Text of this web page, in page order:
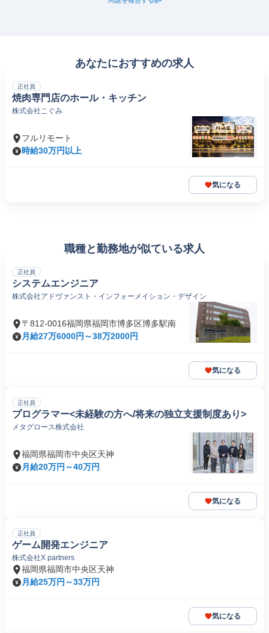
あなたにおすすめの求人
正社員
焼肉専門店のホール・キッチン
株式会社こぐみ
フルリモート
時給30万円以上
気になる
職種と勤務地が似ている求人
正社員
システムエンジニア
株式会社アドヴァンスト・インフォーメイション・デザイン
〒812-0016福岡県福岡市博多区博多駅南
月給27万6000円～38万2000円
気になる
正社員
プログラマー<未経験の方へ/将来の独立支援制度あり>
メタグロース株式会社
福岡県福岡市中央区天神
月給20万円～40万円
気になる
正社員
ゲーム開発エンジニア
株式会社X partners
福岡県福岡市中央区天神
月給25万円～33万円
気になる